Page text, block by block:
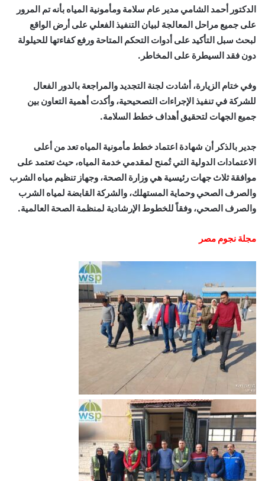
الدكتور أحمد الشامي مدير عام سلامة ومأمونية المياه بأنه تم المرور
على جميع مراحل المعالجة لبيان التنفيذ الفعلي على أرض الواقع
لبحث سبل التأكيد على أدوات التحكم المتاحة ورفع كفاءتها للحيلولة
دون فقد السيطرة على المخاطر.
وفي ختام الزيارة، أشادت لجنة التجديد والمراجعة بالدور الفعال
للشركة في تنفيذ الإجراءات التصحيحية، وأكدت أهمية التعاون بين
جميع الجهات لتحقيق أهداف خطط السلامة.
جدير بالذكر أن شهادة اعتماد خطط مأمونية المياه تعد من أعلى
الاعتمادات الدولية التي تُمنح لمقدمي خدمة المياه، حيث تعتمد على
موافقة ثلاث جهات رئيسية هي وزارة الصحة، وجهاز تنظيم مياه الشرب
والصرف الصحي وحماية المستهلك، والشركة القابضة لمياه الشرب
والصرف الصحي، وفقاً للخطوط الإرشادية لمنظمة الصحة العالمية.
مجلة نجوم مصر